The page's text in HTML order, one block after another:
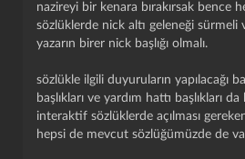
nazireyi bir kenara bırakırsak bence
sözlüklerde nick altı geleneği sürmeli
yazarın birer nick başlığı olmalı.
sözlükle ilgili duyuruların yapılacağı
başlıkları ve yardım hattı başlıkları
interaktif sözlüklerde açılması
hepsi de mevcut sözlüğümüzde de